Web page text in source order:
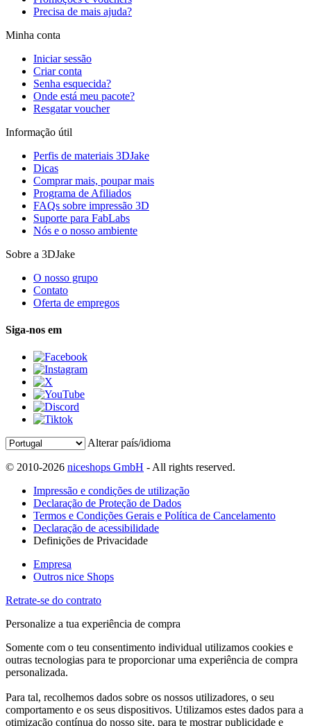
Precisa de mais ajuda?
Minha conta
Iniciar sessão
Criar conta
Senha esquecida?
Onde está meu pacote?
Resgatar voucher
Informação útil
Perfis de materiais 3DJake
Dicas
Comprar mais, poupar mais
Programa de Afiliados
FAQs sobre impressão 3D
Suporte para FabLabs
Nós e o nosso ambiente
Sobre a 3DJake
O nosso grupo
Contato
Oferta de empregos
Siga-nos em
Alterar país/idioma
© 2010-2026 niceshops GmbH - All rights reserved.
Impressão e condições de utilização
Declaração de Proteção de Dados
Termos e Condições Gerais e Política de Cancelamento
Declaração de acessibilidade
Definições de Privacidade
Empresa
Outros nice Shops
Retrate-se do contrato
Personalize a tua experiência de compra
Somente com o teu consentimento individual utilizamos cookies e
outras tecnologias para te proporcionar uma experiência de compra
personalizada.
Para tal, recolhemos dados sobre os nossos utilizadores, o seu
comportamento e os seus dispositivos. Utilizamos estes dados para a
otimização contínua do nosso site, para te mostrar publicidade e